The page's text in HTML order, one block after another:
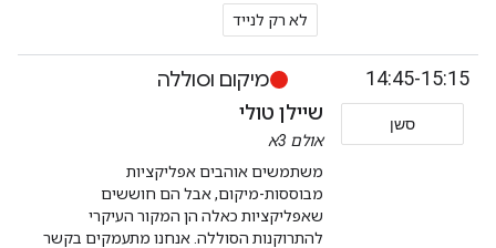
לא רק לנייד
14:45-15:15
סשן
מיקום וסוללה
שיילן טולי
אולם 3א
משתמשים אוהבים אפליקציות
מבוססות-מיקום, אבל הם חוששים
שאפליקציות כאלה הן המקור העיקרי
להתרוקנות הסוללה. אנחנו מתעמקים בקשר